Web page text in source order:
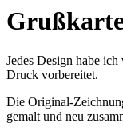
Jedes Design habe
Druck vorbereitet.
Die Original-
gemalt und neu